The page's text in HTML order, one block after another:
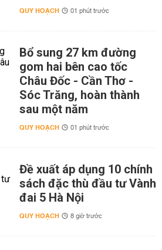
QUY HOẠCH 01 phút trước
Bổ sung 27 km đường
gom hai bên cao tốc
Châu Đốc - Cần Thơ -
Sóc Trăng, hoàn thành
sau một năm
QUY HOẠCH 01 phút trước
Đề xuất áp dụng 10 chính
sách đặc thù đầu tư Vành
đai 5 Hà Nội
QUY HOẠCH 8 giờ trước